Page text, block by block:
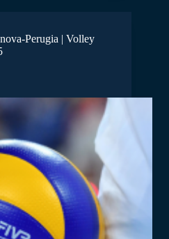
Perugia | Volley